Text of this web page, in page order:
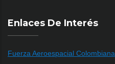
Enlaces De Interés
Fuerza Aeroespacial Colombiana